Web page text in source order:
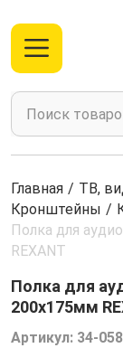
Главная / ТВ,
Кронштейны /
Полка для
REXANT
Полка для
200х175мм
Артикул: 34-